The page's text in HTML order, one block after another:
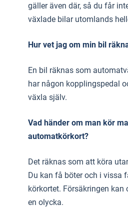
gäller även där, så du får
växlade bilar utomlands
Hur vet jag om min bil
En bil räknas som
har någon kopplingspedal
växla själv.
Vad händer om man kör
automatkörkort?
Det räknas som att köra
Du kan få böter och i vissa
körkortet. Försäkringen
en olycka.